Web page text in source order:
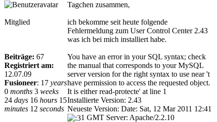
Mitglied
Beiträge: 67
Registriert am:
12.07.09
Fusioneer: 17 years
0 months 3 weeks
24 days 16 hours 15
minutes 12 seconds
Tagchen zusammen,
ich bekomme seit heute folgende
Fehlermeldung zum User Control Center 2.43
was ich bei mich installiert habe.
You have an error in your SQL syntax; check
the manual that corresponds to your MySQL
server version for the right syntax to use near 't
have permission to access the requested object.
It is either read-protecte' at line 1
Installierte Version: 2.43
Neueste Version: Date: Sat, 12 Mar 2011 12:41
1 GMT Server: Apache/2.2.10